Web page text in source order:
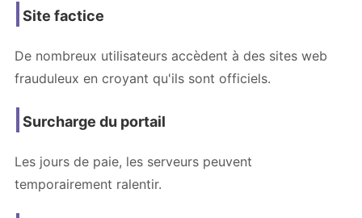
Site factice
De nombreux utilisateurs accèdent à des sites web
frauduleux en croyant qu'ils sont officiels.
Surcharge du portail
Les jours de paie, les serveurs peuvent
temporairement ralentir.